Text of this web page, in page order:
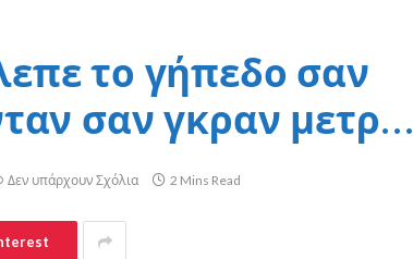
το γήπεδο σαν
σαν γκραν μετρ…
Δεν υπάρχουν Σχόλια 2 Mins Read